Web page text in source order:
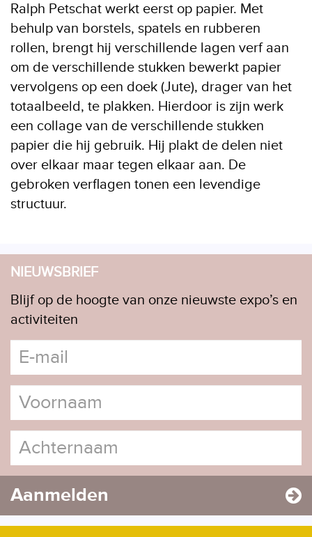
Ralph Petschat werkt eerst op papier. Met
behulp van borstels, spatels en rubberen
rollen, brengt hij verschillende lagen verf aan
om de verschillende stukken bewerkt papier
vervolgens op een doek (Jute), drager van het
totaalbeeld, te plakken. Hierdoor is zijn werk
een collage van de verschillende stukken
papier die hij gebruik. Hij plakt de delen niet
over elkaar maar tegen elkaar aan. De
gebroken verflagen tonen een levendige
structuur.
NIEUWSBRIEF
Blijf op de hoogte van onze nieuwste expo’s en
activiteiten
Aanmelden